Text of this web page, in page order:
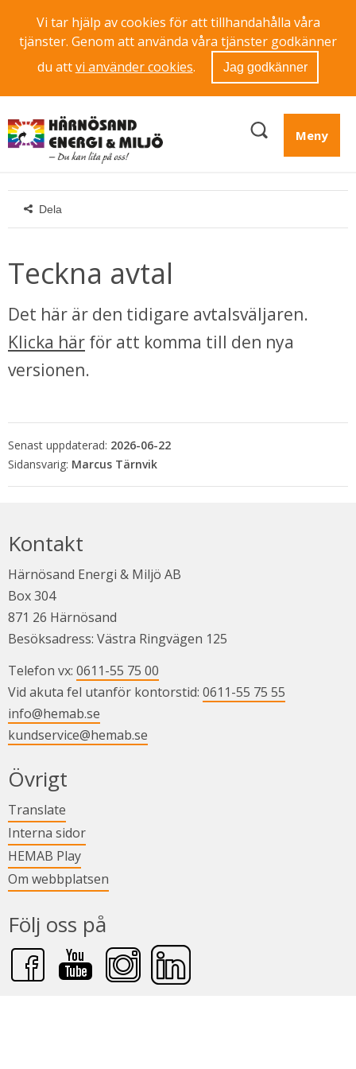
Vi tar hjälp av cookies för att tillhandahålla våra
tjänster. Genom att använda våra tjänster godkänner
du attvi använder cookies. Jag godkänner
Meny
i nytt fönster.
Dela
Teckna avtal
Klicka här för att komma till den nya
versionen.
Senast uppdaterad: 2026-06-22
Marcus Tärnvik
Kontakt
Härnösand Energi & Miljö AB
Box 304
871 26 Härnösand
Besöksadress: Västra Ringvägen 125
Telefon vx: 0611-55 75 00
Vid akuta fel utanför kontorstid: 0611-55 75 55
info@hemab.se
kundservice@hemab.se
Övrigt
Translate
Interna sidorLänk till annan webbplats.
HEMAB PlayLänk till annan webbplats.
Om webbplatsen
Följ oss på